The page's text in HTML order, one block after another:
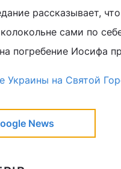
рассказывает,
сами по
погребение Иосифа
Украины на Святой
News